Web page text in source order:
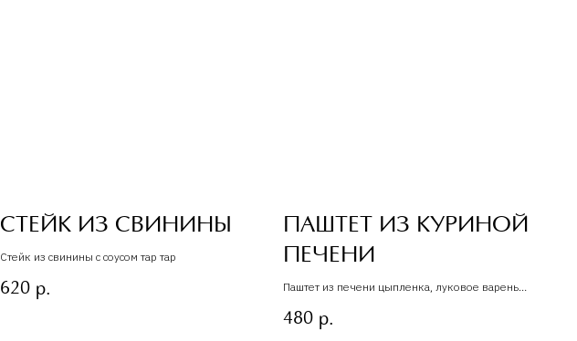
СТЕЙК ИЗ СВИНИНЫ
Стейк из свинины с соусом тар тар
620 р.
ПАШТЕТ ИЗ КУРИНОЙ
ПЕЧЕНИ
Паштет из печени цыпленка, луковое варенье,
480 р.